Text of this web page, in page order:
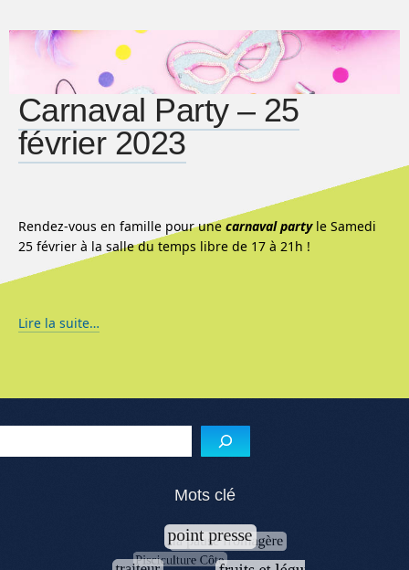
Carnaval Party – 25
février 2023
Rendez-vous en famille pour une carnaval partyle Samedi
25 février à la salle du temps libre de 17 à 21h !
Lire la suite…
Mots clé